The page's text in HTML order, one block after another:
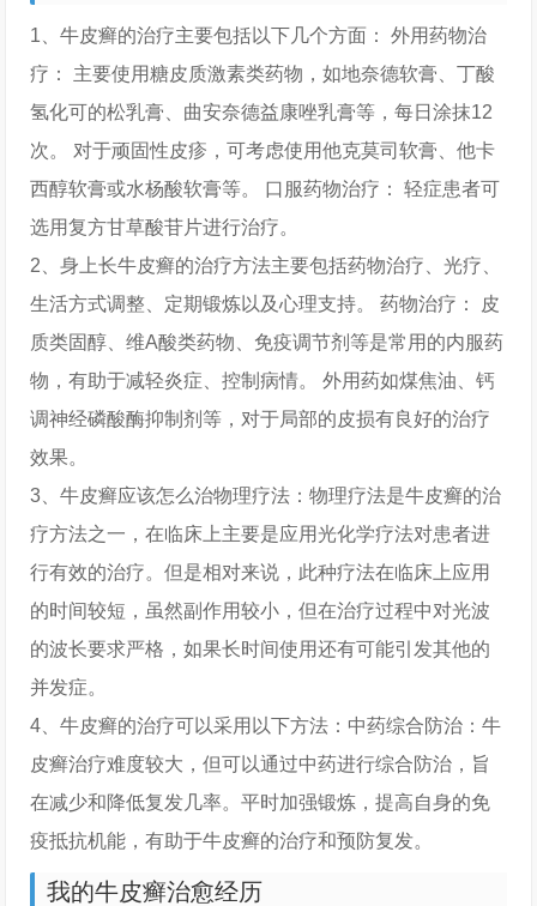
1、牛皮癣的治疗主要包括以下几个方面： 外用药物治
疗： 主要使用糖皮质激素类药物，如地奈德软膏、丁酸
氢化可的松乳膏、曲安奈德益康唑乳膏等，每日涂抹12
次。 对于顽固性皮疹，可考虑使用他克莫司软膏、他卡
西醇软膏或水杨酸软膏等。 口服药物治疗： 轻症患者可
选用复方甘草酸苷片进行治疗。
2、身上长牛皮癣的治疗方法主要包括药物治疗、光疗、
生活方式调整、定期锻炼以及心理支持。 药物治疗： 皮
质类固醇、维A酸类药物、免疫调节剂等是常用的内服药
物，有助于减轻炎症、控制病情。 外用药如煤焦油、钙
调神经磷酸酶抑制剂等，对于局部的皮损有良好的治疗
效果。
3、牛皮癣应该怎么治物理疗法：物理疗法是牛皮癣的治
疗方法之一，在临床上主要是应用光化学疗法对患者进
行有效的治疗。但是相对来说，此种疗法在临床上应用
的时间较短，虽然副作用较小，但在治疗过程中对光波
的波长要求严格，如果长时间使用还有可能引发其他的
并发症。
4、牛皮癣的治疗可以采用以下方法：中药综合防治：牛
皮癣治疗难度较大，但可以通过中药进行综合防治，旨
在减少和降低复发几率。平时加强锻炼，提高自身的免
疫抵抗机能，有助于牛皮癣的治疗和预防复发。
我的牛皮癣治愈经历